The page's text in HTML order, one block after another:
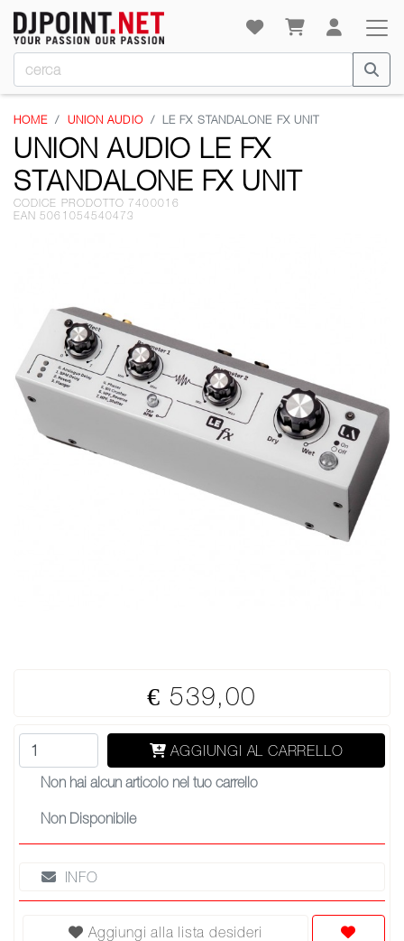
HOME UNION AUDIO LE FX STANDALONE FX UNIT
UNION AUDIO LE FX
STANDALONE FX UNIT
CODICE PRODOTTO 7400016
EAN 5061054540473
€ 539,00
AGGIUNGI AL CARRELLO
Non hai alcun articolo nel tuo carrello
Non Disponibile
INFO
Aggiungi alla lista desideri